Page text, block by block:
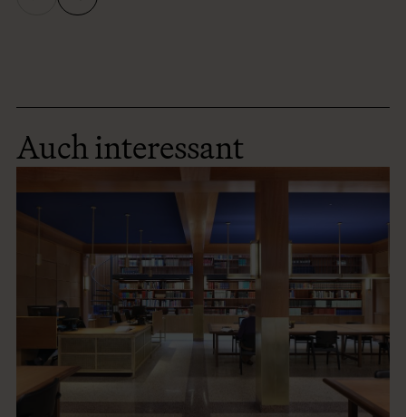
Auch interessant